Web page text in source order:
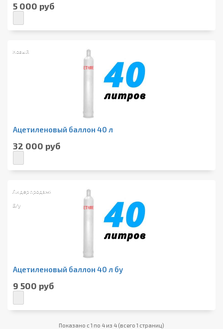
5 000 руб
Новый
Ацетиленовый баллон 40 л
32 000 руб
Лидер продаж!
Б/у
Ацетиленовый баллон 40 л бу
9 500 руб
Показано с 1 по 4 из 4 (всего 1 страниц)